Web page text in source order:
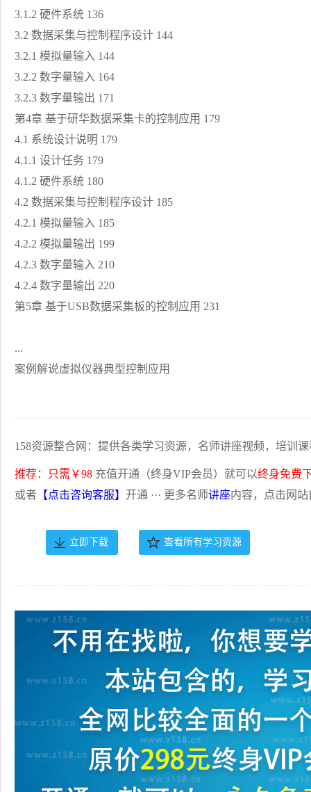
3.1.2 硬件系统 136
3.2 数据采集与控制程序设计 144
3.2.1 模拟量输入 144
3.2.2 数字量输入 164
3.2.3 数字量输出 171
第4章 基于研华数据采集卡的控制应用 179
4.1 系统设计说明 179
4.1.1 设计任务 179
4.1.2 硬件系统 180
4.2 数据采集与控制程序设计 185
4.2.1 模拟量输入 185
4.2.2 模拟量输出 199
4.2.3 数字量输入 210
4.2.4 数字量输出 220
第5章 基于USB数据采集板的控制应用 231
...
案例解说虚拟仪器典型控制应用
158资源整合网：提供各类学习资源，名师讲座视频，培训
推荐：只需￥98 充值开通（终身VIP会员）就可以终身免费
或者 【点击咨询客服】 开通 ··· 更多名师讲座内容，点击网
立即下载 查看所有学习资源